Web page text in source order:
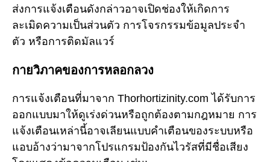
ส่งการแจ้งเตือนดังกล่าวอาจเปิดช่องให้เกิดการ
ละเมิดความเป็นส่วนตัว การโจรกรรมข้อมูลประจำ
ตัว หรือการติดมัลแวร์
กายวิภาคของการหลอกลวง
การแจ้งเตือนที่มาจาก Thorhortizinity.com ได้รับการ
ออกแบบมาให้ดูเร่งด่วนหรือถูกต้องตามกฎหมาย การ
แจ้งเตือนเหล่านี้อาจเลียนแบบคำเตือนของระบบหรือ
แอบอ้างว่ามาจากโปรแกรมป้องกันไวรัสที่มีชื่อเสียง